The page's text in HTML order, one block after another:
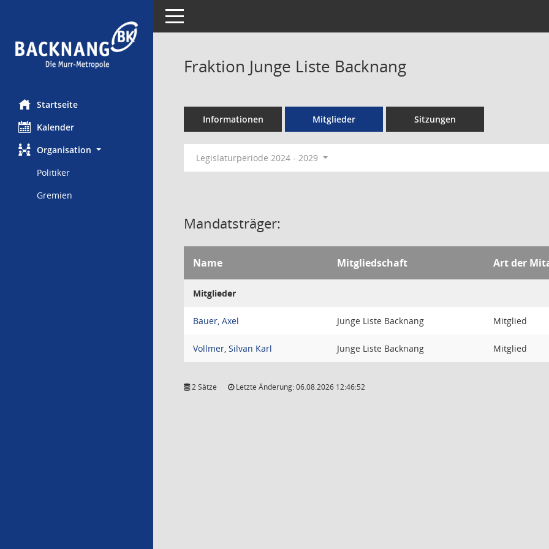
Startseite
Kalender
Organisation
Politiker
Gremien
Toggle navigation
Fraktion Junge Liste Backnang
Informationen Mitglieder Sitzungen
Legislaturperiode 2024 - 2029
Mandatsträger:
Name Mitgliedschaft Art der
Mitglieder
Bauer, Axel Junge Liste Backnang Mitglied
Vollmer, Silvan Karl Junge Liste Backnang Mitglied
2 Sätze Letzte Änderung: 06.08.2026 12:46:52